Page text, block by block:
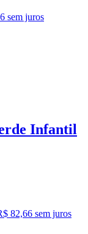
sem juros
Infantil
82,66 sem juros